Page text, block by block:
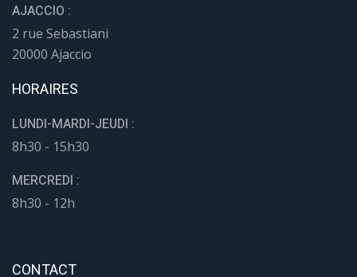
AJACCIO :
2 rue Sebastiani
20000 Ajaccio
HORAIRES
LUNDI-MARDI-JEUDI :
8h30 - 15h30
MERCREDI :
8h30 - 12h
CONTACT